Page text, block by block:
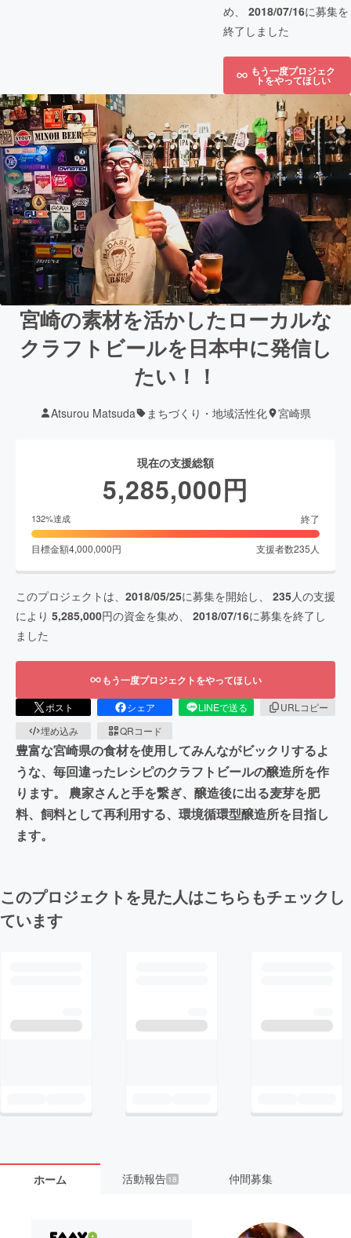
め、 2018/07/16に募集を
終了しました
もう一度プロジェク
トをやってほしい
宮崎の素材を活かしたローカルな
クラフトビールを日本中に発信し
たい！！
Atsurou Matsuda まちづくり・地域活性化 宮崎県
現在の支援総額
5,285,000円
132%達成 終了
目標金額4,000,000円 支援者数235 人
このプロジェクトは、 2018/05/25に募集を開始し、 235人の支援
により 5,285,000円の資金を集め、 2018/07/16に募集を終了し
ました
もう一度プロジェクトをやってほしい
ポスト シェア LINEで送る
URLコピー
埋め込み
QRコード
豊富な宮崎県の食材を使用してみんながビックリするよ
うな、毎回違ったレシピのクラフトビールの醸造所を作
ります。 農家さんと手を繋ぎ、醸造後に出る麦芽を肥
料、飼料として再利用する、環境循環型醸造所を目指し
ます。
このプロジェクトを見た人はこちらもチェックし
ています
ホーム 活動報告 18 仲間募集